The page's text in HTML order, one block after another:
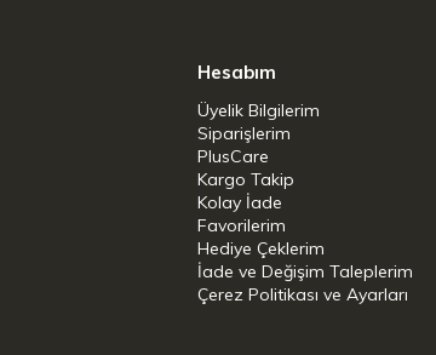
Hesabım
Üyelik Bilgilerim
Siparişlerim
PlusCare
Kargo Takip
Kolay İade
Favorilerim
Hediye Çeklerim
İade ve Değişim Taleplerim
Çerez Politikası ve Ayarları